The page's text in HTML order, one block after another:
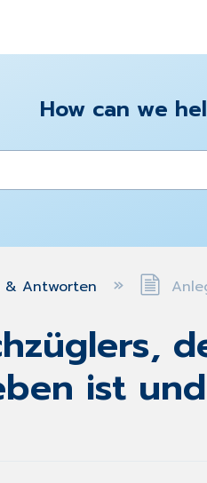
How can we
& Antworten
ist